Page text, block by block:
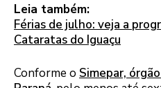
Leia também:
Férias de julho: veja a
Cataratas do Iguaçu
Conforme o Simepar,